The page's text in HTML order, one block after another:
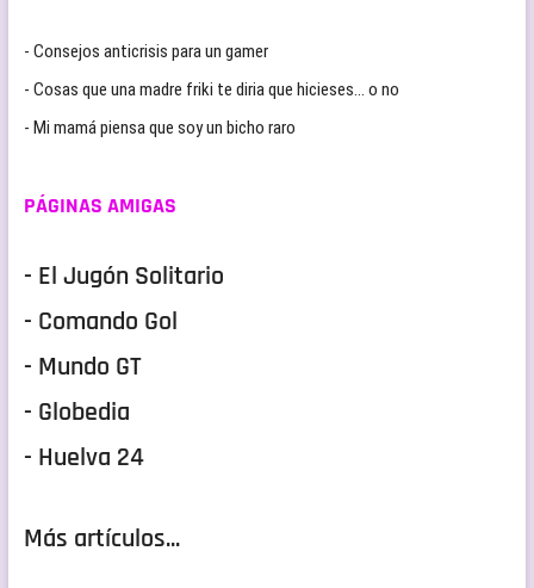
- Consejos anticrisis para un gamer
- Cosas que una madre friki te diria que hicieses… o no
- Mi mamá piensa que soy un bicho raro
PÁGINAS AMIGAS
- El Jugón Solitario
- Comando Gol
- Mundo GT
- Globedia
- Huelva 24
Más artículos...